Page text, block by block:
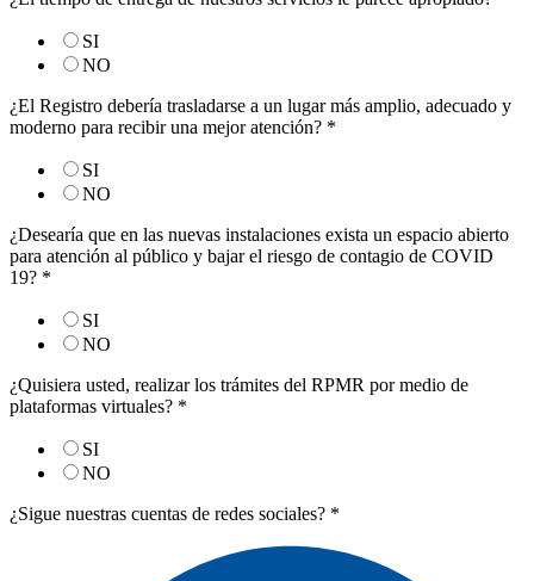
SI
NO
¿El Registro debería trasladarse a un lugar más amplio, adecuado y
moderno para recibir una mejor atención? *
SI
NO
¿Desearía que en las nuevas instalaciones exista un espacio abierto
para atención al público y bajar el riesgo de contagio de COVID
19? *
SI
NO
¿Quisiera usted, realizar los trámites del RPMR por medio de
plataformas virtuales? *
SI
NO
¿Sigue nuestras cuentas de redes sociales? *